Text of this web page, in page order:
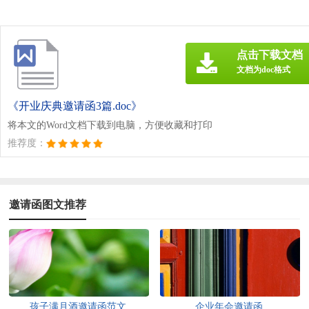
《开业庆典邀请函3篇.doc》
将本文的Word文档下载到电脑，方便收藏和打印
推荐度：
点击下载文档
文档为doc格式
邀请函图文推荐
孩子满月酒邀请函范文 企业年会邀请函